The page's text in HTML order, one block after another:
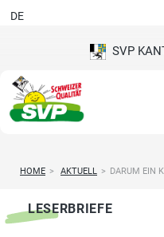
SVP
DE
HOME > AKTUELL > DARUM EIN
LESERBRIEFE